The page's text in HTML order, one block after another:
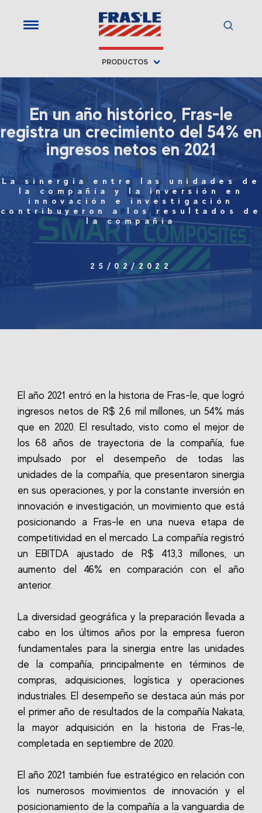
PRODUCTOS
En un año histórico, Fras-le
registra un crecimiento del 54% en
ingresos netos en 2021
La sinergia entre las unidades de
la compañía y la inversión en
innovación e investigación
contribuyeron a los resultados de
la compañía
25/02/2022
El año 2021 entró en la historia de Fras-le, que logró
ingresos netos de R$ 2,6 mil millones, un 54% más
que en 2020. El resultado, visto como el mejor de
los 68 años de trayectoria de la compañía, fue
impulsado por el desempeño de todas las
unidades de la compañía, que presentaron sinergia
en sus operaciones, y por la constante inversión en
innovación e investigación, un movimiento que está
posicionando a Fras-le en una nueva etapa de
competitividad en el mercado. La compañía registró
un EBITDA ajustado de R$ 413,3 millones, un
aumento del 46% en comparación con el año
anterior.
La diversidad geográfica y la preparación llevada a
cabo en los últimos años por la empresa fueron
fundamentales para la sinergia entre las unidades
de la compañía, principalmente en términos de
compras, adquisiciones, logística y operaciones
industriales. El desempeño se destaca aún más por
el primer año de resultados de la compañía Nakata,
la mayor adquisición en la historia de Fras-le,
completada en septiembre de 2020.
El año 2021 también fue estratégico en relación con
los numerosos movimientos de innovación y el
posicionamiento de la compañía a la vanguardia de